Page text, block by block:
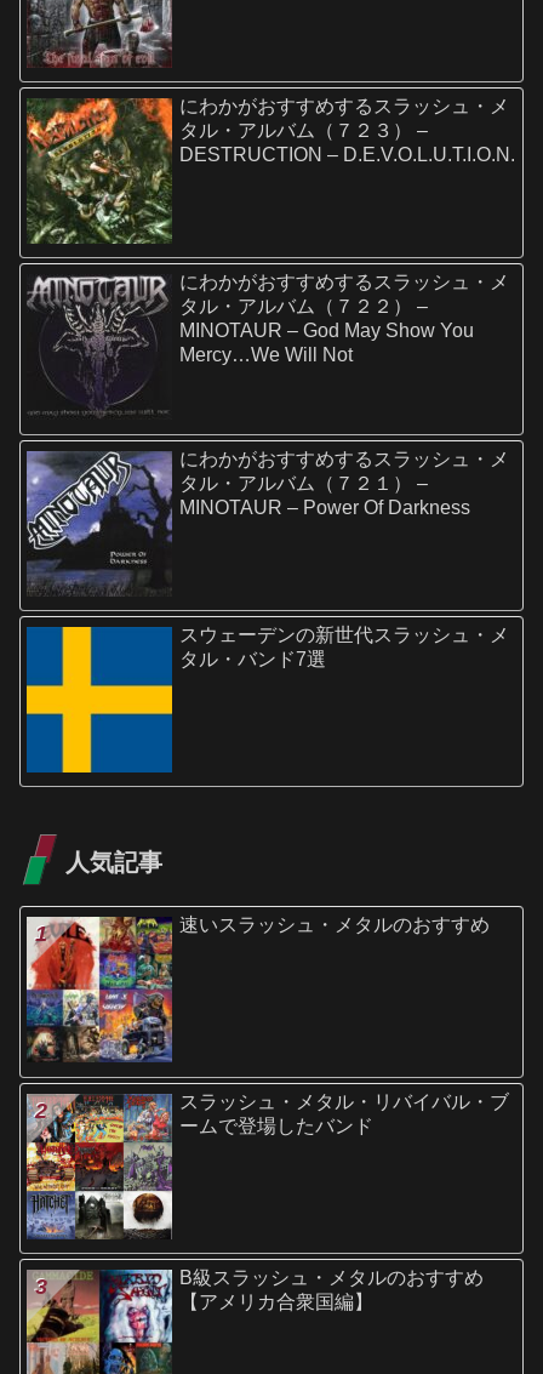
にわかがおすすめするスラッシュ・メ
タル・アルバム（７２３） –
DESTRUCTION – D.E.V.O.L.U.T.I.O.N.
にわかがおすすめするスラッシュ・メ
タル・アルバム（７２２） –
MINOTAUR – God May Show You
Mercy…We Will Not
にわかがおすすめするスラッシュ・メ
タル・アルバム（７２１） –
MINOTAUR – Power Of Darkness
スウェーデンの新世代スラッシュ・メ
タル・バンド7選
人気記事
速いスラッシュ・メタルのおすすめ
スラッシュ・メタル・リバイバル・ブ
ームで登場したバンド
B級スラッシュ・メタルのおすすめ
【アメリカ合衆国編】